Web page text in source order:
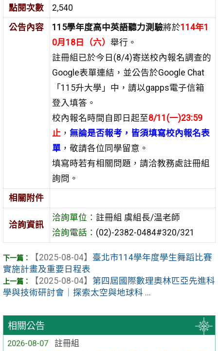
相關公告
2026-08-07
註冊組
點閱次數
2,540
公告內容
115學年度高中英語聽力測驗將於114年1
0月18日（六） 舉行。
註冊組已於今日(8/4)寄送校內報名調查的
Google表單連結，並公告於Google Chat
「115升大學」中，請以gapps電子信箱
登入填答。
校內報名時間自即日起至8/11(一)23:59
止， 無論是否報考，皆須填寫校內報名表
單，敬請各位同學留意。
填寫時若有相關問題，請洽教務處註冊組
詢問。
相關附件
洽詢資訊
洽詢單位： 註冊組 虞組長/温老師
洽詢電話： (02)-2382-0484#320/321
【2025-08-04】 臺北市114學年度學生舞蹈比賽
實施計畫及重要日程表
【2025-08-04】 第四屆國際數理奧林匹亞先進科
學與技術研討會｜探索太空與地球科 ...